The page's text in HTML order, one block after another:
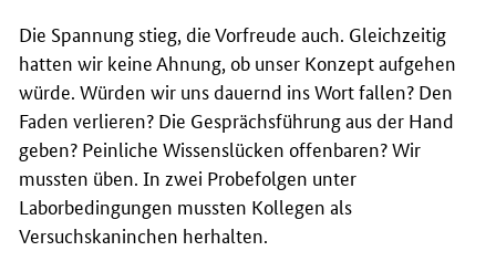
Die Spannung stieg, die Vorfreude auch. Gleichzeitig
hatten wir keine Ahnung, ob unser Konzept aufgehen
würde. Würden wir uns dauernd ins Wort fallen? Den
Faden verlieren? Die Gesprächsführung aus der Hand
geben? Peinliche Wissenslücken offenbaren? Wir
mussten üben. In zwei Probefolgen unter
Laborbedingungen mussten Kollegen als
Versuchskaninchen herhalten.